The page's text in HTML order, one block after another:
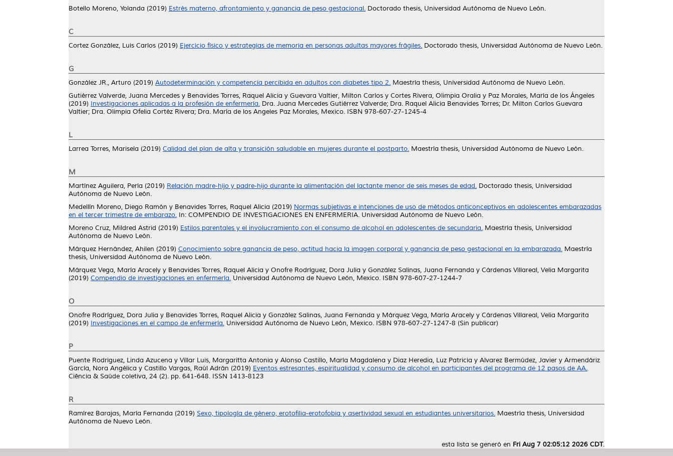
Botello Moreno, Yolanda (2019) Estrés materno, afrontamiento y ganancia de peso gestacional. Doctorado thesis, Universidad Autónoma de Nuevo León.
C
Cortez González, Luis Carlos (2019) Ejercicio físico y estrategias de memoria en personas adultas mayores frágiles. Doctorado thesis, Universidad Autónoma de Nuevo León.
G
González JR., Arturo (2019) Autodeterminación y competencia percibida en adultos con diabetes tipo 2. Maestría thesis, Universidad Autónoma de Nuevo León.
Gutiérrez Valverde, Juana Mercedes y Benavides Torres, Raquel Alicia y Guevara Valtier, Milton Carlos y Cortes Rivera, Olimpia Oralia y Paz Morales, María de los Ángeles
(2019) Investigaciones aplicadas a la profesión de enfermería. Dra. Juana Mercedes Gutiérrez Valverde; Dra. Raquel Alicia Benavides Torres; Dr. Milton Carlos Guevara
Valtier; Dra. Olimpia Ofelia Cortéz Rivera; Dra. María de los Angeles Paz Morales, Mexico. ISBN 978-607-27-1245-4
L
Larrea Torres, Marisela (2019) Calidad del plan de alta y transición saludable en mujeres durante el postparto. Maestría thesis, Universidad Autónoma de Nuevo León.
M
Martínez Aguilera, Perla (2019) Relación madre-hijo y padre-hijo durante la alimentación del lactante menor de seis meses de edad. Doctorado thesis, Universidad
Autónoma de Nuevo León.
Medellín Moreno, Diego Ramón y Benavides Torres, Raquel Alicia (2019) Normas subjetivas e intenciones de uso de métodos anticonceptivos en adolescentes embarazadas
en el tercer trimestre de embarazo. In: COMPENDIO DE INVESTIGACIONES EN ENFERMERIA. Universidad Autónoma de Nuevo León.
Moreno Cruz, Mildred Astrid (2019) Estilos parentales y el involucramiento con el consumo de alcohol en adolescentes de secundaria. Maestría thesis, Universidad
Autónoma de Nuevo León.
Márquez Hernández, Ahilen (2019) Conocimiento sobre ganancia de peso, actitud hacia la imagen corporal y ganancia de peso gestacional en la embarazada. Maestría
thesis, Universidad Autónoma de Nuevo León.
Márquez Vega, María Aracely y Benavides Torres, Raquel Alicia y Onofre Rodríguez, Dora Julia y González Salinas, Juana Fernanda y Cárdenas Villareal, Velia Margarita
(2019) Compendio de investigaciones en enfermería. Universidad Autónoma de Nuevo León, Mexico. ISBN 978-607-27-1244-7
O
Onofre Rodríguez, Dora Julia y Benavides Torres, Raquel Alicia y González Salinas, Juana Fernanda y Márquez Vega, María Aracely y Cárdenas Villareal, Velia Margarita
(2019) Investigaciones en el campo de enfermería. Universidad Autónoma de Nuevo León, Mexico. ISBN 978-607-27-1247-8 (Sin publicar)
P
Puente Rodriguez, Linda Azucena y Villar Luis, Margaritta Antonia y Alonso Castillo, María Magdalena y Diaz Heredia, Luz Patricia y Alvarez Bermúdez, Javier y Armendáriz
García, Nora Angélica y Castillo Vargas, Raúl Adrán (2019) Eventos estresantes, espiritualidad y consumo de alcohol en participantes del programa de 12 pasos de AA.
Ciência & Saúde coletiva, 24 (2). pp. 641-648. ISSN 1413-8123
R
Ramírez Barajas, María Fernanda (2019) Sexo, tipología de género, erotofilia-erotofobia y asertividad sexual en estudiantes universitarios. Maestría thesis, Universidad
Autónoma de Nuevo León.
esta lista se generó en Fri Aug 7 02:05:12 2026 CDT.